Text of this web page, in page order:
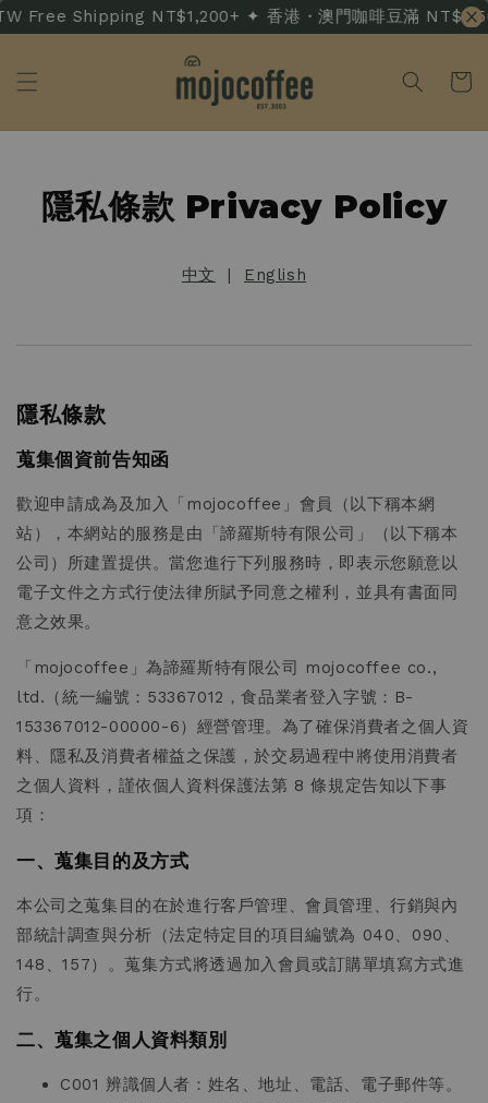
Free Shipping NT$1,200+ ✦ 香港・澳門咖啡豆滿
隱私條款 Privacy Policy
中文 | English
隱私條款
蒐集個資前告知函
歡迎申請成為及加入「mojocoffee」會員（以下稱本網
站），本網站的服務是由「諦羅斯特有限公司」（以下稱本
公司）所建置提供。當您進行下列服務時，即表示您願意以
電子文件之方式行使法律所賦予同意之權利，並具有書面同
意之效果。
「mojocoffee」為諦羅斯特有限公司 mojocoffee co.,
ltd.（統一編號：53367012，食品業者登入字號：B-
153367012-00000-6）經營管理。為了確保消費者之個人資
料、隱私及消費者權益之保護，於交易過程中將使用消費者
之個人資料，謹依個人資料保護法第 8 條規定告知以下事
項：
一、蒐集目的及方式
本公司之蒐集目的在於進行客戶管理、會員管理、行銷與內
部統計調查與分析（法定特定目的項目編號為 040、090、
148、157）。蒐集方式將透過加入會員或訂購單填寫方式進
行。
二、蒐集之個人資料類別
C001 辨識個人者：姓名、地址、電話、電子郵件等。